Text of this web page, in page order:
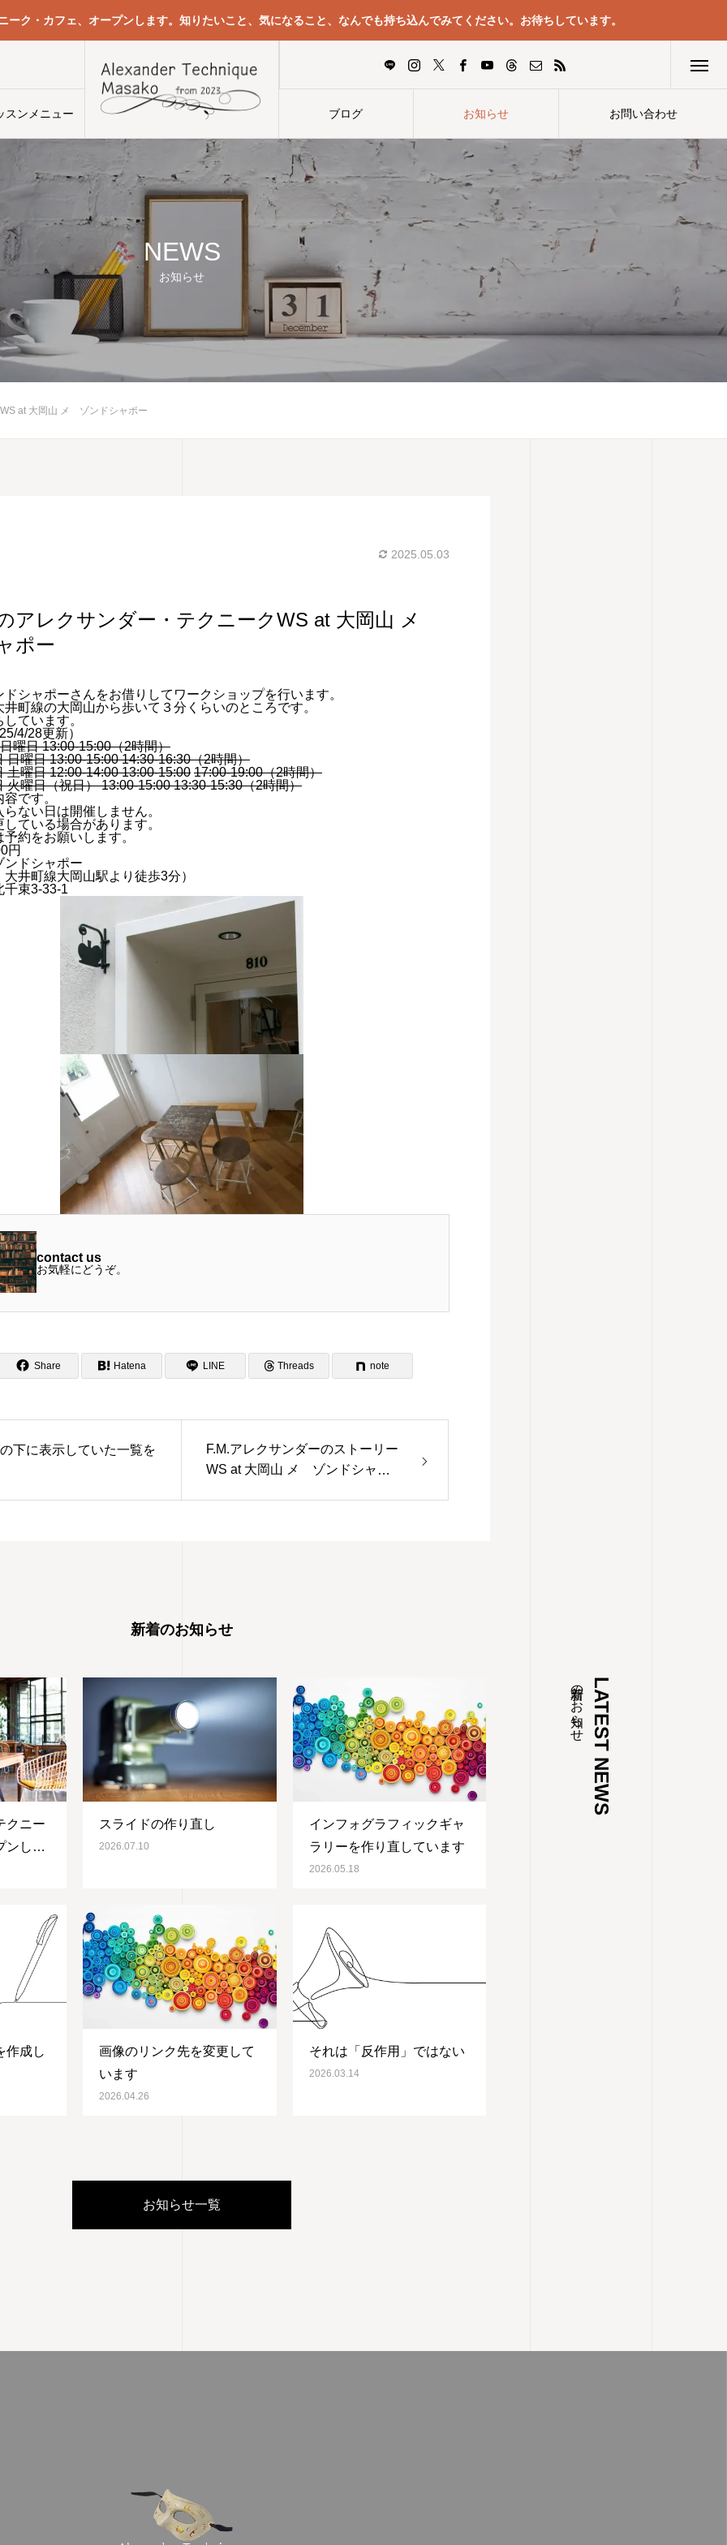
ク・カフェ、オープンします。知りたいこと、気になること、なんでも持ち込んでみてください。お待ちしています。
スンメニュー ブログ お知らせ
お問い合わせ
NEWS
お知らせ
at 大岡山 メ゙ゾンドシャポー
2025.05.03
アレクサンダー・テクニークWS at 大岡山 メ゙
ポー
シャポーさんをお借りしてワークショップを行います。
町線の大岡山から歩いて３分くらいのところです。
ています。
4/28更新）
曜日 13:00-15:00（2時間）
日曜日 13:00-15:00 14:30-16:30（2時間）
土曜日 12:00-14:00 13:00-15:00 17:00-19:00（2時間）
火曜日（祝日） 13:00-15:00 13:30-15:30（2時間）
です。
ない日は開催しません。
ている場合があります。
約をお願いします。
円
ドシャポー
井町線大岡山駅より徒歩3分）
千束3-33-1
contact us
お気軽にどうぞ。
Share Hatena LINE Threads note
下に表示していた一覧を
F.M.アレクサンダーのストーリー
WS at 大岡山 メ゙ゾンドシャポ
LATEST NEWS
新着のお知らせ
新着のお知らせ
クニー
ンしま
スライドの作り直し
2026.07.10
インフォグラフィックギャ
ラリーを作り直しています
2026.05.18
作成し
画像のリンク先を変更して
います
2026.04.26
それは「反作用」ではない
2026.03.14
お知らせ一覧